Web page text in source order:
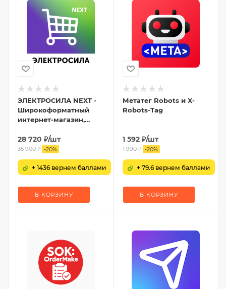
ЭЛЕКТРОСИЛА NEXT -
Широкоформатный
интернет-магазин,
Агрегатор товаров
28 720 ₽/шт
35 900₽ -20%
+ 1436 вернем баллами
В КОРЗИНУ
Метатег Robots и X-
Robots-Tag
1 592 ₽/шт
1 990₽ -20%
+ 79.6 вернем баллами
В КОРЗИНУ